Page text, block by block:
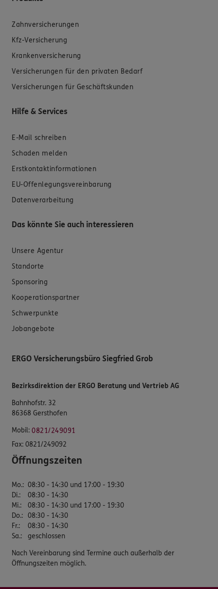
Zahnversicherungen
Kfz-Versicherung
Krankenversicherung
Versicherungen für den privaten Bedarf
Versicherungen für Geschäftskunden
Hilfe & Services
E-Mail schreiben
Schaden melden
Erstkontaktinformationen
EU-Offenlegungsvereinbarung
Datenverarbeitung
Das könnte Sie auch interessieren
Unsere Agentur
Standorte
Sponsoring
Kooperationspartner
Schwerpunkte
Jobangebote
ERGO Versicherungsbüro Siegfried Grob
Bezirksdirektion der ERGO Beratung und Vertrieb AG
Bahnhofstr. 32
86368 Gersthofen
Mobil: 0821/249091
Fax: 0821/249092
Öffnungszeiten
Mo.: 08:30 - 14:30 und 17:00 - 19:30
Di.:
08:30 - 14:30
Mi.:
08:30 - 14:30 und 17:00 - 19:30
Do.: 08:30 - 14:30
Fr.:
08:30 - 14:30
Sa.: geschlossen
Nach Vereinbarung sind Termine auch außerhalb der
Öffnungszeiten möglich.